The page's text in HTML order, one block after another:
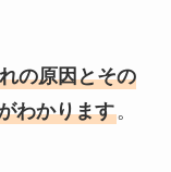
の原因とその
わかります。